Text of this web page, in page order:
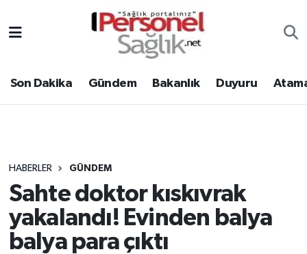
Son Dakika Gündem Bakanlık Duyuru
HABERLER GÜNDEM
Sahte doktor kıskıvrak
yakalandı! Evinden balya
balya para çıktı
Gündem
Atamalar
Mevzuat
Nöbetçi Eczaneler
Hava Durumu
Tüm Manşetler
Son Dakika Haberleri